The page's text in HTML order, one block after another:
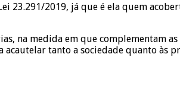
23.291/2019, já que é ela quem
na medida em que complementam
tanto a sociedade quanto às